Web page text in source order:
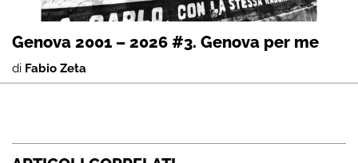
Genova 2001 – 2026 #3. Genova per me
di Fabio Zeta